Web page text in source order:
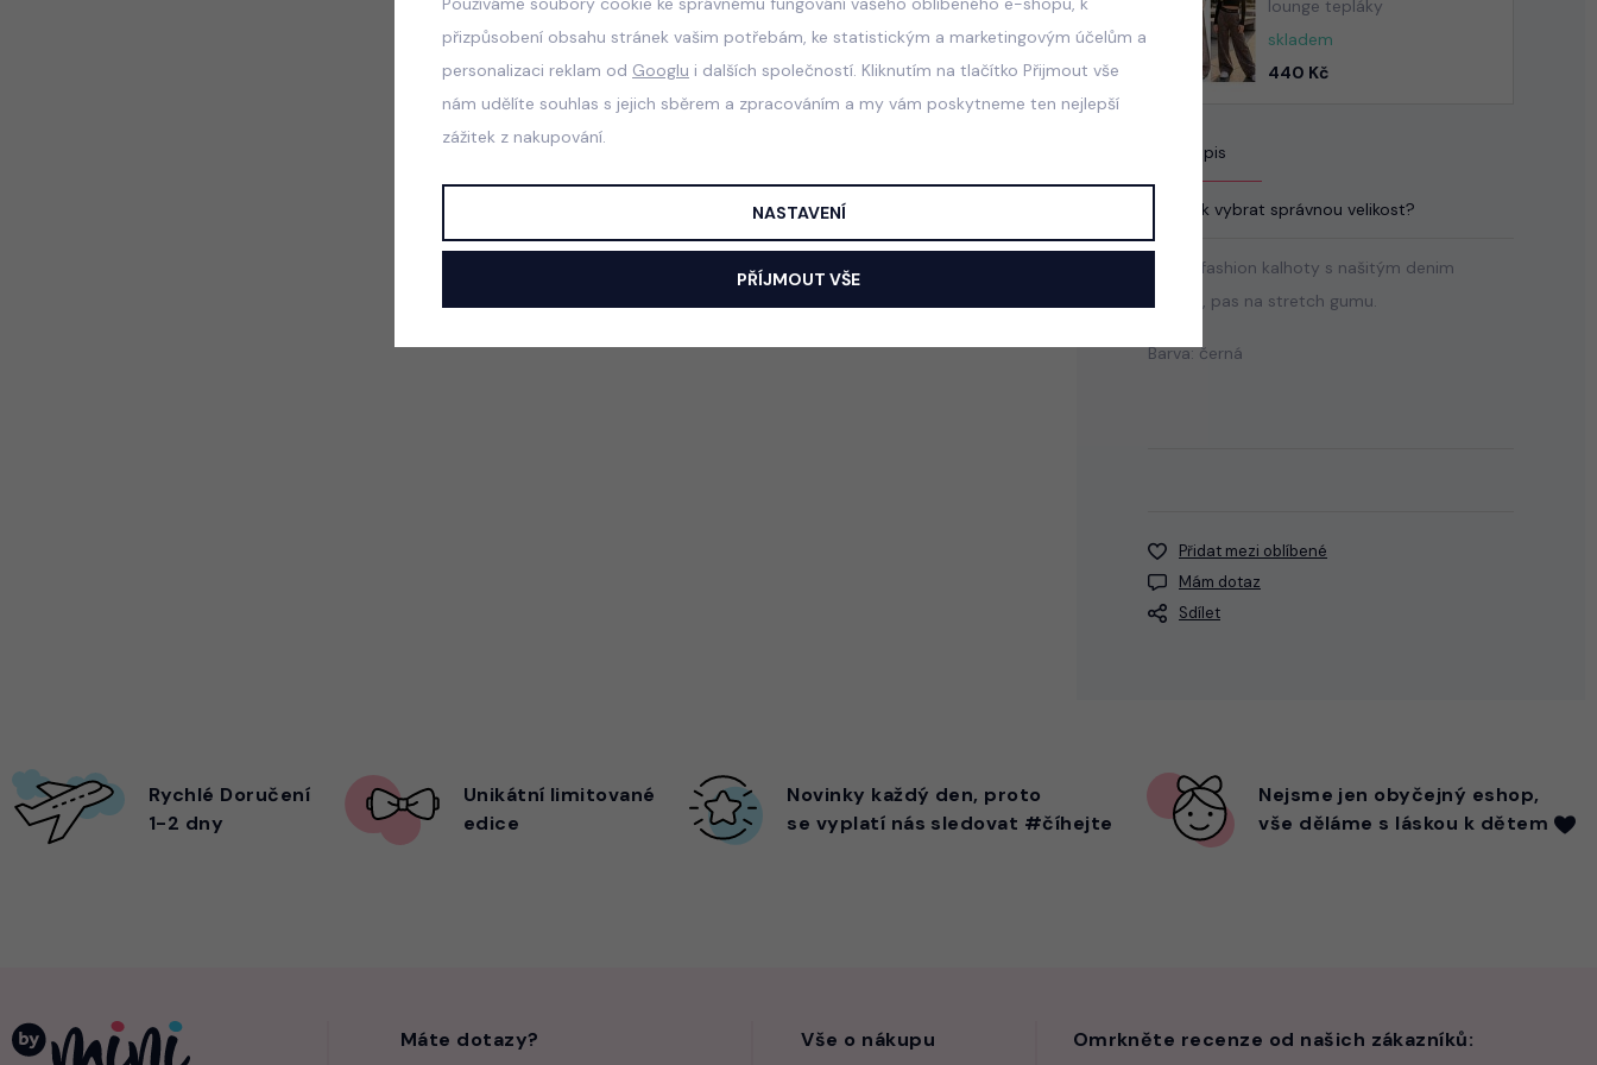
lounge tepláky
skladem
440 Kč
Popis
Jak vybrat správnou velikost?
Cargo fashion kalhoty s našitým denim
vrškem, pas na stretch gumu.
Barva: černá
Přidat mezi oblíbené
Mám dotaz
Sdílet
Rychlé Doručení
1-2 dny
Unikátní limitované
edice
Novinky každý den, proto
se vyplatí nás sledovat #číhejte
Nejsme jen obyčejný eshop,
vše děláme s láskou k dětem
Máte dotazy? Vše o nákupu Omrkněte recenze od našich zákazníků:
přizpůsobení obsahu stránek vašim potřebám, ke statistickým a marketingovým účelům a
personalizaci reklam od Googlu i dalších společností. Kliknutím na tlačítko Přijmout vše
nám udělíte souhlas s jejich sběrem a zpracováním a my vám poskytneme ten nejlepší
zážitek z nakupování.
NASTAVENÍ
PŘÍJMOUT VŠE